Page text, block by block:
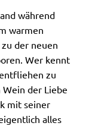
während
warmen
der neuen
Wer kennt
zu
der Liebe
mit seiner
alles